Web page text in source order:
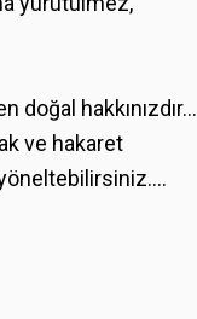
hakkınızdır...
ve hakaret